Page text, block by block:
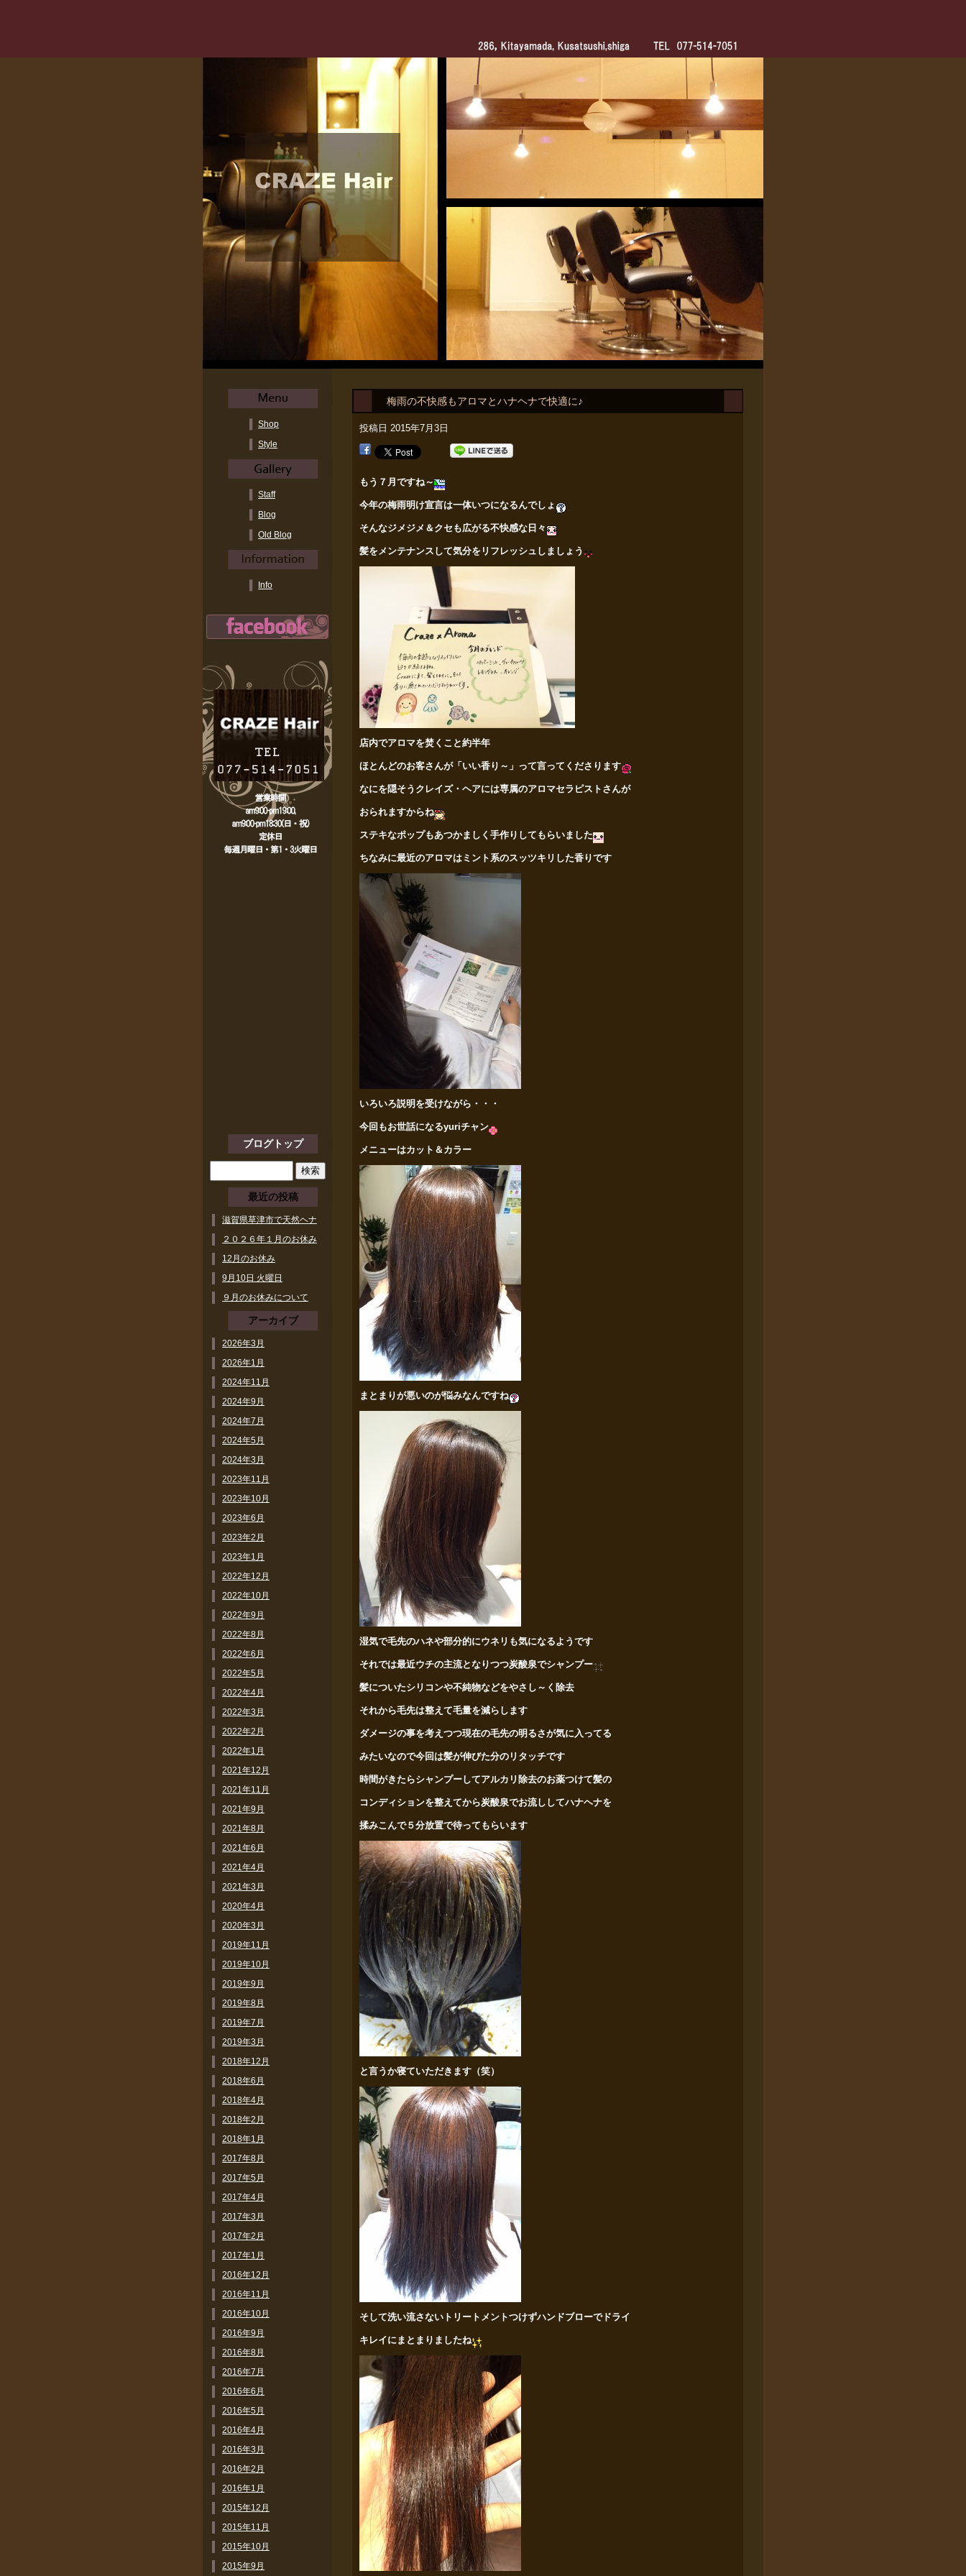
梅雨の不快感もアロマとハナヘナで快適に♪
投稿日 2015年7月3日
もう７月ですね～
今年の梅雨明け宣言は一体いつになるんでしょ
そんなジメジメ＆クセも広がる不快感な日々
髪をメンテナンスして気分をリフレッシュしましょう
店内でアロマを焚くこと約半年
ほとんどのお客さんが「いい香り～」って言ってくださります
なにを隠そうクレイズ・ヘアには専属のアロマセラピストさんが
おられますからね
ステキなポップもあつかましく手作りしてもらいました
ちなみに最近のアロマはミント系のスッツキリした香りです
いろいろ説明を受けながら・・・
今回もお世話になるyuriチャン
メニューはカット＆カラー
まとまりが悪いのが悩みなんですね
湿気で毛先のハネや部分的にウネリも気になるようです
それでは最近ウチの主流となりつつ炭酸泉でシャンプー
髪についたシリコンや不純物などをやさし～く除去
それから毛先は整えて毛量を減らします
ダメージの事を考えつつ現在の毛先の明るさが気に入ってる
みたいなので今回は髪が伸びた分のリタッチです
時間がきたらシャンプーしてアルカリ除去のお薬つけて髪の
コンディションを整えてから炭酸泉でお流ししてハナヘナを
揉みこんで５分放置で待ってもらいます
と言うか寝ていただきます（笑）
そして洗い流さないトリートメントつけずハンドブローでドライ
キレイにまとまりましたね
Shop
Style
Staff
Blog
Old Blog
Info
ブログトップ
最近の投稿
滋賀県草津市で天然ヘナ
２０２６年１月のお休み
12月のお休み
9月10日 火曜日
９月のお休みについて
アーカイブ
2026年3月
2026年1月
2024年11月
2024年9月
2024年7月
2024年5月
2024年3月
2023年11月
2023年10月
2023年6月
2023年2月
2023年1月
2022年12月
2022年10月
2022年9月
2022年8月
2022年6月
2022年5月
2022年4月
2022年3月
2022年2月
2022年1月
2021年12月
2021年11月
2021年9月
2021年8月
2021年6月
2021年4月
2021年3月
2020年4月
2020年3月
2019年11月
2019年10月
2019年9月
2019年8月
2019年7月
2019年3月
2018年12月
2018年6月
2018年4月
2018年2月
2018年1月
2017年8月
2017年5月
2017年4月
2017年3月
2017年2月
2017年1月
2016年12月
2016年11月
2016年10月
2016年9月
2016年8月
2016年7月
2016年6月
2016年5月
2016年4月
2016年3月
2016年2月
2016年1月
2015年12月
2015年11月
2015年10月
2015年9月